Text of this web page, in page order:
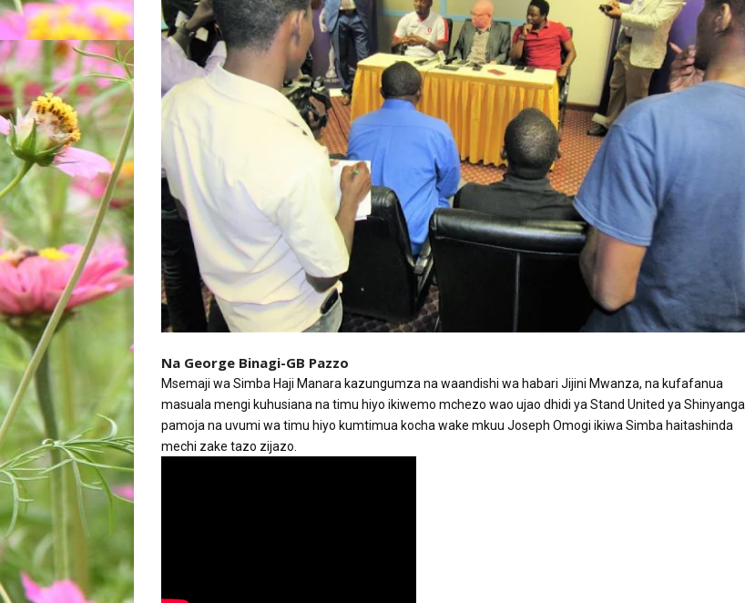
Na George Binagi-GB Pazzo
Msemaji wa Simba Haji Manara kazungumza na waandishi wa habari Jijini Mwanza, na kufafanua
masuala mengi kuhusiana na timu hiyo ikiwemo mchezo wao ujao dhidi ya Stand United ya Shinyanga
pamoja na uvumi wa timu hiyo kumtimua kocha wake mkuu Joseph Omogi ikiwa Simba haitashinda
mechi zake tazo zijazo.